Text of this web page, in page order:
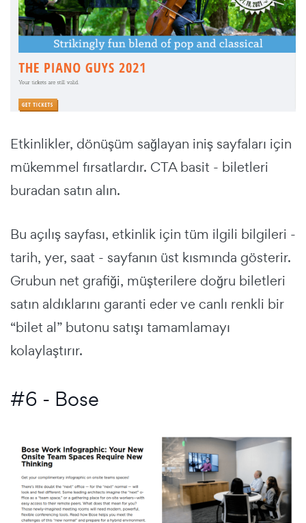
Etkinlikler, dönüşüm sağlayan iniş sayfaları için
mükemmel fırsatlardır. CTA basit - biletleri
buradan satın alın.
Bu açılış sayfası, etkinlik için tüm ilgili bilgileri -
tarih, yer, saat - sayfanın üst kısmında gösterir.
Grubun net grafiği, müşterilere doğru biletleri
satın aldıklarını garanti eder ve canlı renkli bir
“bilet al” butonu satışı tamamlamayı
kolaylaştırır.
#6 - Bose